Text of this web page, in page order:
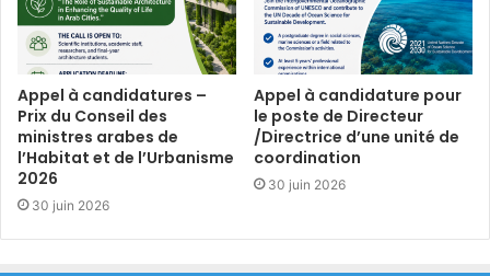
Appel à candidatures –
Prix du Conseil des
ministres arabes de
l’Habitat et de l’Urbanisme
2026
30 juin 2026
Appel à candidature pour
le poste de Directeur
/Directrice d’une unité de
coordination
30 juin 2026